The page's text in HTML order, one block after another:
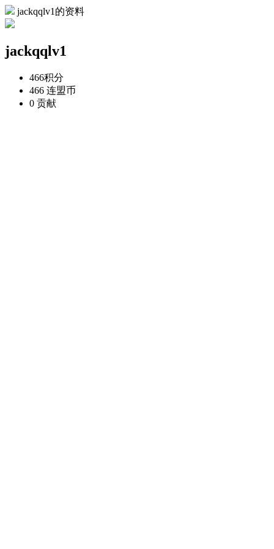
jackqqlv1的资料
jackqqlv1
466积分
466 连盟币
0 贡献